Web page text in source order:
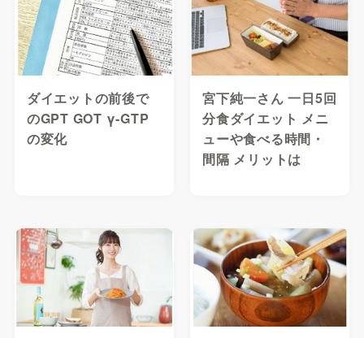
ダイエットの前後で
のGPT GOT γ-GTP
の変化
宮下純一さん 一日5回
分食ダイエット メニ
ューや食べる時間・
間隔 メリットは